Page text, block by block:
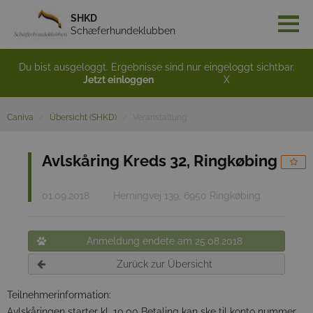
SHKD
Schæferhundeklubben
Du bist ausgeloggt. Ergebnisse sind nur eingeloggt sichtbar.
Jetzt einloggen
X
Caniva Übersicht (SHKD)
Avlskåring Kreds 32, Ringkøbing
01.09.2018 Herningvej 139, 6950 Ringkøbing
Anmeldung endete am 25.08.2018
Zurück zur Übersicht
Teilnehmerinformation: